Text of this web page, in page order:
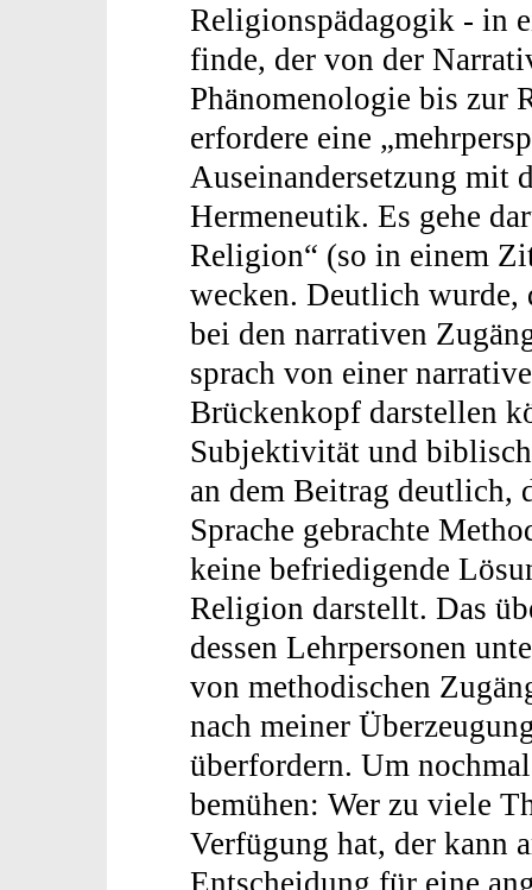
Religionspädagogik - in
finde, der von der
Phänomenologie bis zur
erfordere eine
Auseinandersetzung mit
Hermeneutik. Es gehe
Religion“ (so in einem
wecken. Deutlich wurde,
bei den narrativen
sprach von einer
Brückenkopf darstellen
Subjektivität und
an dem Beitrag deutlich,
Sprache gebrachte
keine befriedigende
Religion darstellt. Das
dessen Lehrpersonen
von methodischen
nach meiner
überfordern. Um
bemühen: Wer zu viele
Verfügung hat, der kann
Entscheidung für eine